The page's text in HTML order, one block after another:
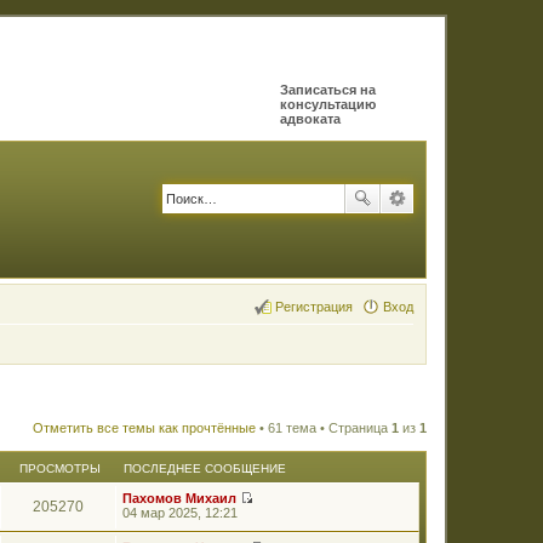
Записаться на
консультацию
адвоката
Вход
Регистрация
Отметить все темы как прочтённые • 61 тема • Страница 1 из 1
ПРОСМОТРЫ ПОСЛЕДНЕЕ СООБЩЕНИЕ
205270
Пахомов Михаил
р
04 мар 2025, 12:21